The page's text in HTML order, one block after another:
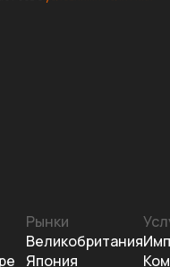
Рынки
Великобритания
Япония